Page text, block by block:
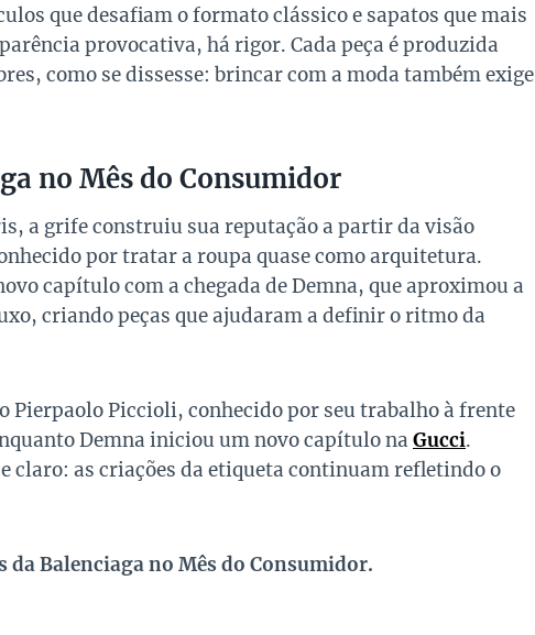
que desafiam o formato clássico e sapatos que mais
provocativa, há rigor. Cada peça é produzida
como se dissesse: brincar com a moda também exige
no Mês do Consumidor
a grife construiu sua reputação a partir da visão
por tratar a roupa quase como arquitetura.
capítulo com a chegada de Demna, que aproximou a
criando peças que ajudaram a definir o ritmo da
Pierpaolo Piccioli, conhecido por seu trabalho à frente
Demna iniciou um novo capítulo na Gucci.
claro: as criações da etiqueta continuam refletindo o
da Balenciaga no Mês do Consumidor.